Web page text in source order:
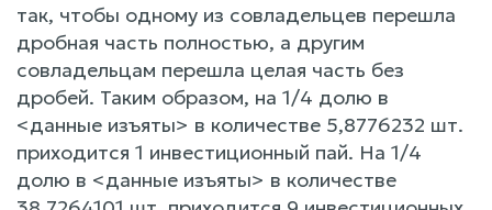
так, чтобы одному из совладельцев перешла
дробная часть полностью, а другим
совладельцам перешла целая часть без
дробей. Таким образом, на 1/4 долю в
<данные изъяты> в количестве 5,8776232 шт.
приходится 1 инвестиционный пай. На 1/4
долю в <данные изъяты> в количестве